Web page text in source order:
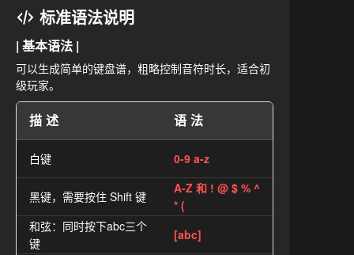
标准语法说明
| 基本语法 |
可以生成简单的键盘谱，粗略控制音符时长，适合初
级玩家。
描述 语法
白键 0-9 a-z
黑键，需要按住 Shift 键
A-Z 和 ! @ $ % ^
* (
和弦：同时按下abc三个
键
[abc]